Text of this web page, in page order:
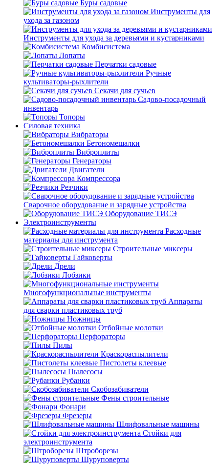
Буры садовые
Инструменты для
ухода за газоном
Инструменты для ухода за деревьями и кустарниками
Комбисистема
Лопаты
Перчатки садовые
Ручные
культиваторы-рыхлители
Секачи для сучьев
Садово-посадочный
инвентарь
Топоры
Силовая техника
Вибраторы
Бетономешалки
Виброплиты
Генераторы
Двигатели
Компрессора
Резчики
Сварочное оборудование и зарядные устройства
Оборудование ТИСЭ
Электроинструменты
Расходные
материалы для инструмента
Строительные миксеры
Гайковерты
Дрели
Лобзики
Многофункциональные инструменты
Аппараты
для сварки пластиковых труб
Ножницы
Отбойные молотки
Перфораторы
Пилы
Краскораспылители
Пистолеты клеевые
Пылесосы
Рубанки
Скобозабиватели
Фены строительные
Фонари
Фрезеры
Шлифовальные машины
Стойки для
электроинструмента
Штроборезы
Шуруповерты